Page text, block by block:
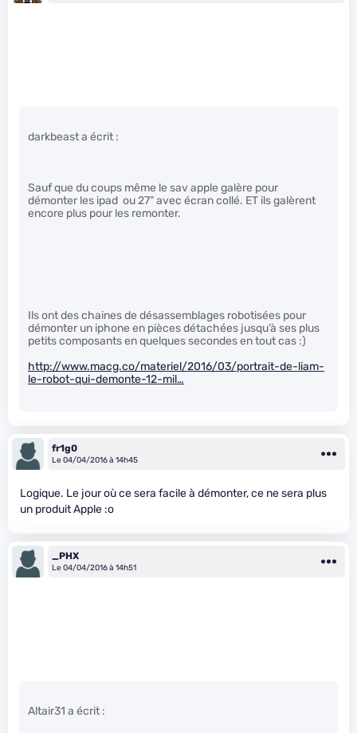
darkbeast a écrit :
Sauf que du coups même le sav apple galère pour
démonter les ipad ou 27” avec écran collé. ET ils galèrent
encore plus pour les remonter.
Ils ont des chaines de désassemblages robotisées pour
démonter un iphone en pièces détachées jusqu’à ses plus
petits composants en quelques secondes en tout cas :)
http://www.macg.co/materiel/2016/03/portrait-de-liam-
le-robot-qui-demonte-12-mil…
fr1g0
Le 04/04/2016 à 14h45
Logique. Le jour où ce sera facile à démonter, ce ne sera plus
un produit Apple :o
_PHX
Le 04/04/2016 à 14h51
Altair31 a écrit :